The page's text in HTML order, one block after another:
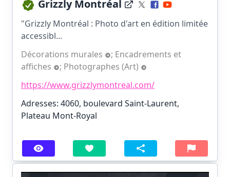
Grizzly Montréal
"Grizzly Montréal : Photo d'art en édition limitée
accessibl...
Décorations murales
; Encadrements et
affiches
; Photographes (Art)
https://www.grizzlymontreal.com/
Adresses: 4060, boulevard Saint-Laurent,
Plateau Mont-Royal